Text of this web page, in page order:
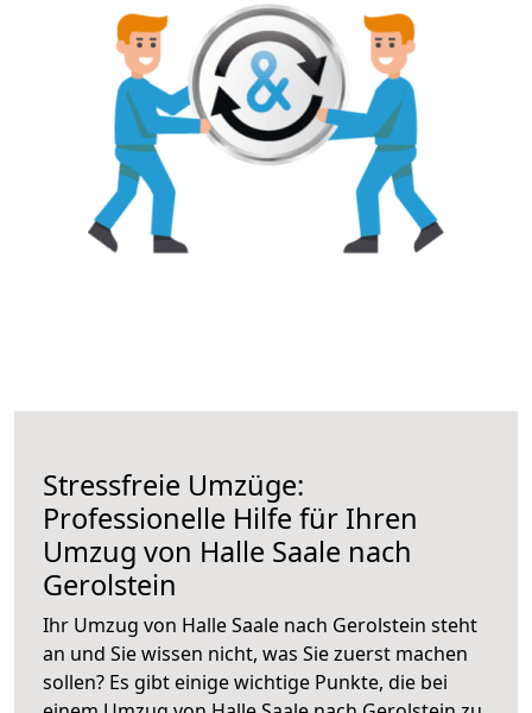
Stressfreie Umzüge:
Professionelle Hilfe für Ihren
Umzug von Halle Saale nach
Gerolstein
Ihr Umzug von Halle Saale nach Gerolstein steht
an und Sie wissen nicht, was Sie zuerst machen
sollen? Es gibt einige wichtige Punkte, die bei